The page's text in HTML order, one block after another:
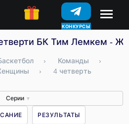
КОНКУРСЫ
БК Тим Лемкем -
› Команды
›
› 4 четверть
Серии ▼
РЕЗУЛЬТАТЫ